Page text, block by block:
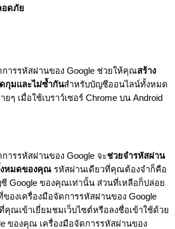
อดภัย
การรหัสผ่านของ Google ช่วยให้คุณสร้าง
กุมและไม่ซ้ำกันสําหรับบัญชีออนไลน์ทั้งหมด
ๆ เมื่อใช้เบราว์เซอร์ Chrome บน Android
การรหัสผ่านของ Google จะช่วยจำรหัสผ่าน
หมดของคุณ รหัสผ่านเดียวที่คุณต้องจำก็คือ
Google ของคุณเท่านั้น ส่วนที่เหลือก็ปล่อย
ของเครื่องมือจัดการรหัสผ่านของ Google
คุณเข้าเยี่ยมชมเว็บไซต์หรือลงชื่อเข้าใช้ด้วย
ของคุณ เครื่องมือจัดการรหัสผ่านของ